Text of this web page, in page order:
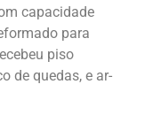
capacidade
para
piso
de quedas, e ar-